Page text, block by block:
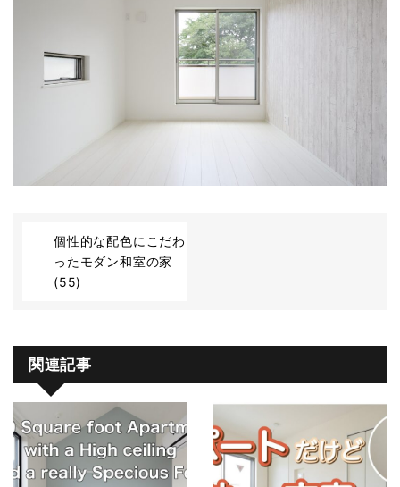
個性的な配色にこだわ
ったモダン和室の家
(55)
関連記事